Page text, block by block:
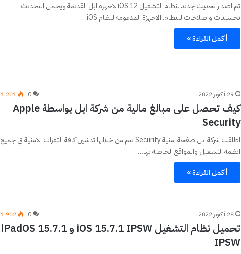
تم اصدار تحديث جديد لنظام التشغيل iOS 12 لاجهزة ابل القديمة ويحمل التحديث
تحسينات واصلاحات للنظام. الاجهزة المدعومة لنظام iOS…
أكمل القراءة »
29 أكتوبر 2022 0 1٬201
كيف تحصل على مبالغ مالية من شركة ابل بواسطة Apple
Security
اطلقت شركة ابل صفحة امنية Security يتم من خلالها تدشين كافة الثغرات الامنية في جميع
انظمة التشغيل والمواقع الخاصة بها…
أكمل القراءة »
28 أكتوبر 2022 0 1٬902
تحميل نظام التشغيل iOS 15.7.1 IPSW و iPadOS 15.7.1
IPSW